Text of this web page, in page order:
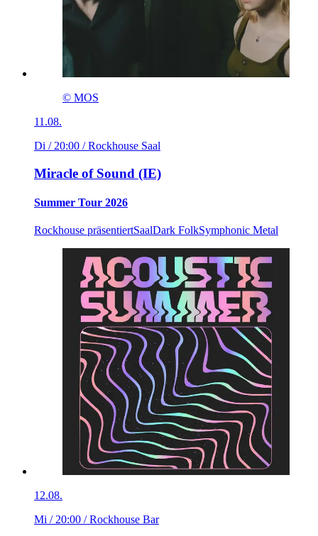
© MOS
11.08.
Di / 20:00 / Rockhouse Saal
Miracle of Sound (IE)
Summer Tour 2026
Rockhouse präsentiertSaalDark FolkSymphonic Metal
12.08.
Mi / 20:00 / Rockhouse Bar